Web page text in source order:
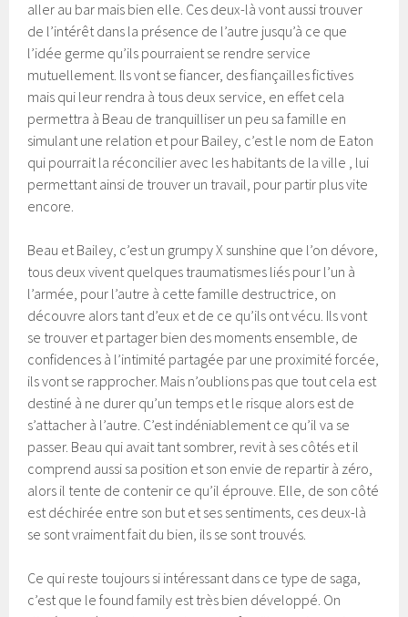
aller au bar mais bien elle. Ces deux-là vont aussi trouver
de l’intérêt dans la présence de l’autre jusqu’à ce que
l’idée germe qu’ils pourraient se rendre service
mutuellement. Ils vont se fiancer, des fiançailles fictives
mais qui leur rendra à tous deux service, en effet cela
permettra à Beau de tranquilliser un peu sa famille en
simulant une relation et pour Bailey, c’est le nom de Eaton
qui pourrait la réconcilier avec les habitants de la ville , lui
permettant ainsi de trouver un travail, pour partir plus vite
encore.
Beau et Bailey, c’est un grumpy X sunshine que l’on dévore,
tous deux vivent quelques traumatismes liés pour l’un à
l’armée, pour l’autre à cette famille destructrice, on
découvre alors tant d’eux et de ce qu’ils ont vécu. Ils vont
se trouver et partager bien des moments ensemble, de
confidences à l’intimité partagée par une proximité forcée,
ils vont se rapprocher. Mais n’oublions pas que tout cela est
destiné à ne durer qu’un temps et le risque alors est de
s’attacher à l’autre. C’est indéniablement ce qu’il va se
passer. Beau qui avait tant sombrer, revit à ses côtés et il
comprend aussi sa position et son envie de repartir à zéro,
alors il tente de contenir ce qu’il éprouve. Elle, de son côté
est déchirée entre son but et ses sentiments, ces deux-là
se sont vraiment fait du bien, ils se sont trouvés.
Ce qui reste toujours si intéressant dans ce type de saga,
c’est que le found family est très bien développé. On